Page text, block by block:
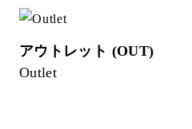
アウトレット (OUT)
Outlet